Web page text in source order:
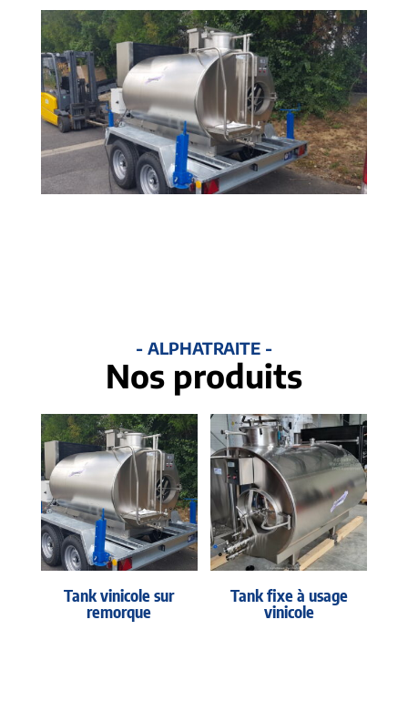
- ALPHATRAITE -
Nos produits
Tank vinicole sur
remorque
Tank fixe à usage
vinicole